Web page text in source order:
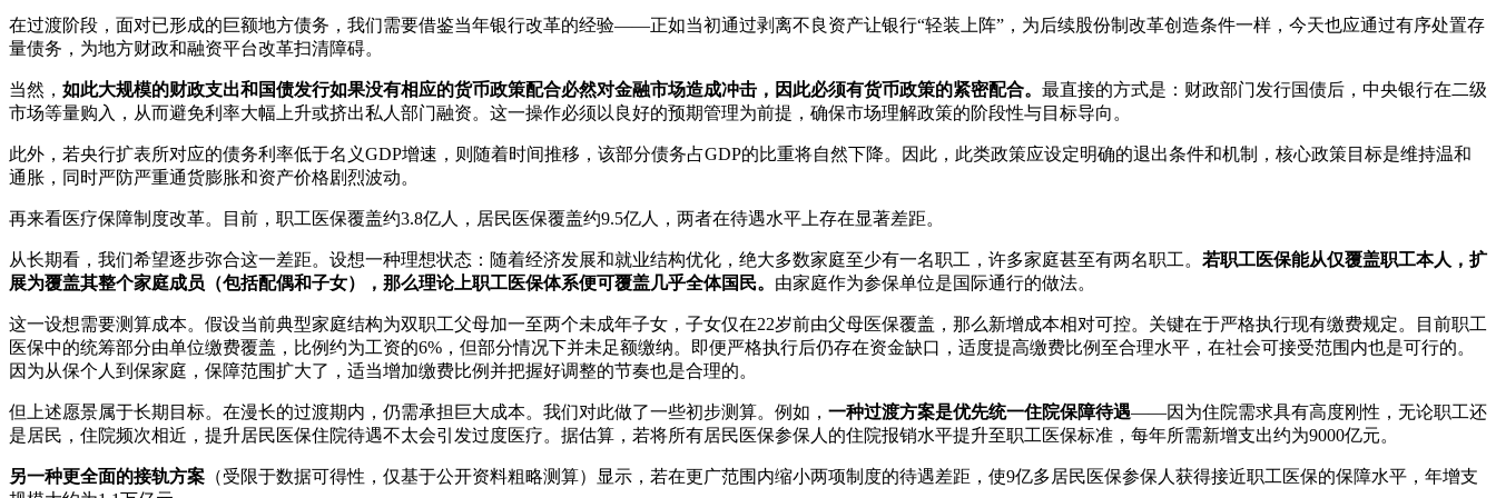
在过渡阶段，面对已形成的巨额地方债务，我们需要借鉴当年银行改革的经验——正如当初通过剥离不良资产让银行“轻装上阵”，为后续股份制改革创造条件一样，今天也应通过有序处置存
量债务，为地方财政和融资平台改革扫清障碍。
当然， 如此大规模的财政支出和国债发行如果没有相应的货币政策配合必然对金融市场造成冲击，因此必须有货币政策的紧密配合。 最直接的方式是：财政部门发行国债后，中央银行在二级
市场等量购入，从而避免利率大幅上升或挤出私人部门融资。这一操作必须以良好的预期管理为前提，确保市场理解政策的阶段性与目标导向。
此外，若央行扩表所对应的债务利率低于名义GDP增速，则随着时间推移，该部分债务占GDP的比重将自然下降。因此，此类政策应设定明确的退出条件和机制，核心政策目标是维持温和
通胀，同时严防严重通货膨胀和资产价格剧烈波动。
再来看医疗保障制度改革。目前，职工医保覆盖约3.8亿人，居民医保覆盖约9.5亿人，两者在待遇水平上存在显著差距。
从长期看，我们希望逐步弥合这一差距。设想一种理想状态：随着经济发展和就业结构优化，绝大多数家庭至少有一名职工，许多家庭甚至有两名职工。 若职工医保能从仅覆盖职工本人，扩
展为覆盖其整个家庭成员（包括配偶和子女），那么理论上职工医保体系便可覆盖几乎全体国民。 由家庭作为参保单位是国际通行的做法。
这一设想需要测算成本。假设当前典型家庭结构为双职工父母加一至两个未成年子女，子女仅在22岁前由父母医保覆盖，那么新增成本相对可控。关键在于严格执行现有缴费规定。目前职工
医保中的统筹部分由单位缴费覆盖，比例约为工资的6%，但部分情况下并未足额缴纳。即便严格执行后仍存在资金缺口，适度提高缴费比例至合理水平，在社会可接受范围内也是可行的。
因为从保个人到保家庭，保障范围扩大了，适当增加缴费比例并把握好调整的节奏也是合理的。
但上述愿景属于长期目标。在漫长的过渡期内，仍需承担巨大成本。我们对此做了一些初步测算。例如， 一种过渡方案是优先统一住院保障待遇——因为住院需求具有高度刚性，无论职工还
是居民，住院频次相近，提升居民医保住院待遇不太会引发过度医疗。据估算，若将所有居民医保参保人的住院报销水平提升至职工医保标准，每年所需新增支出约为9000亿元。
另一种更全面的接轨方案 （受限于数据可得性，仅基于公开资料粗略测算）显示，若在更广范围内缩小两项制度的待遇差距，使9亿多居民医保参保人获得接近职工医保的保障水平，年增支